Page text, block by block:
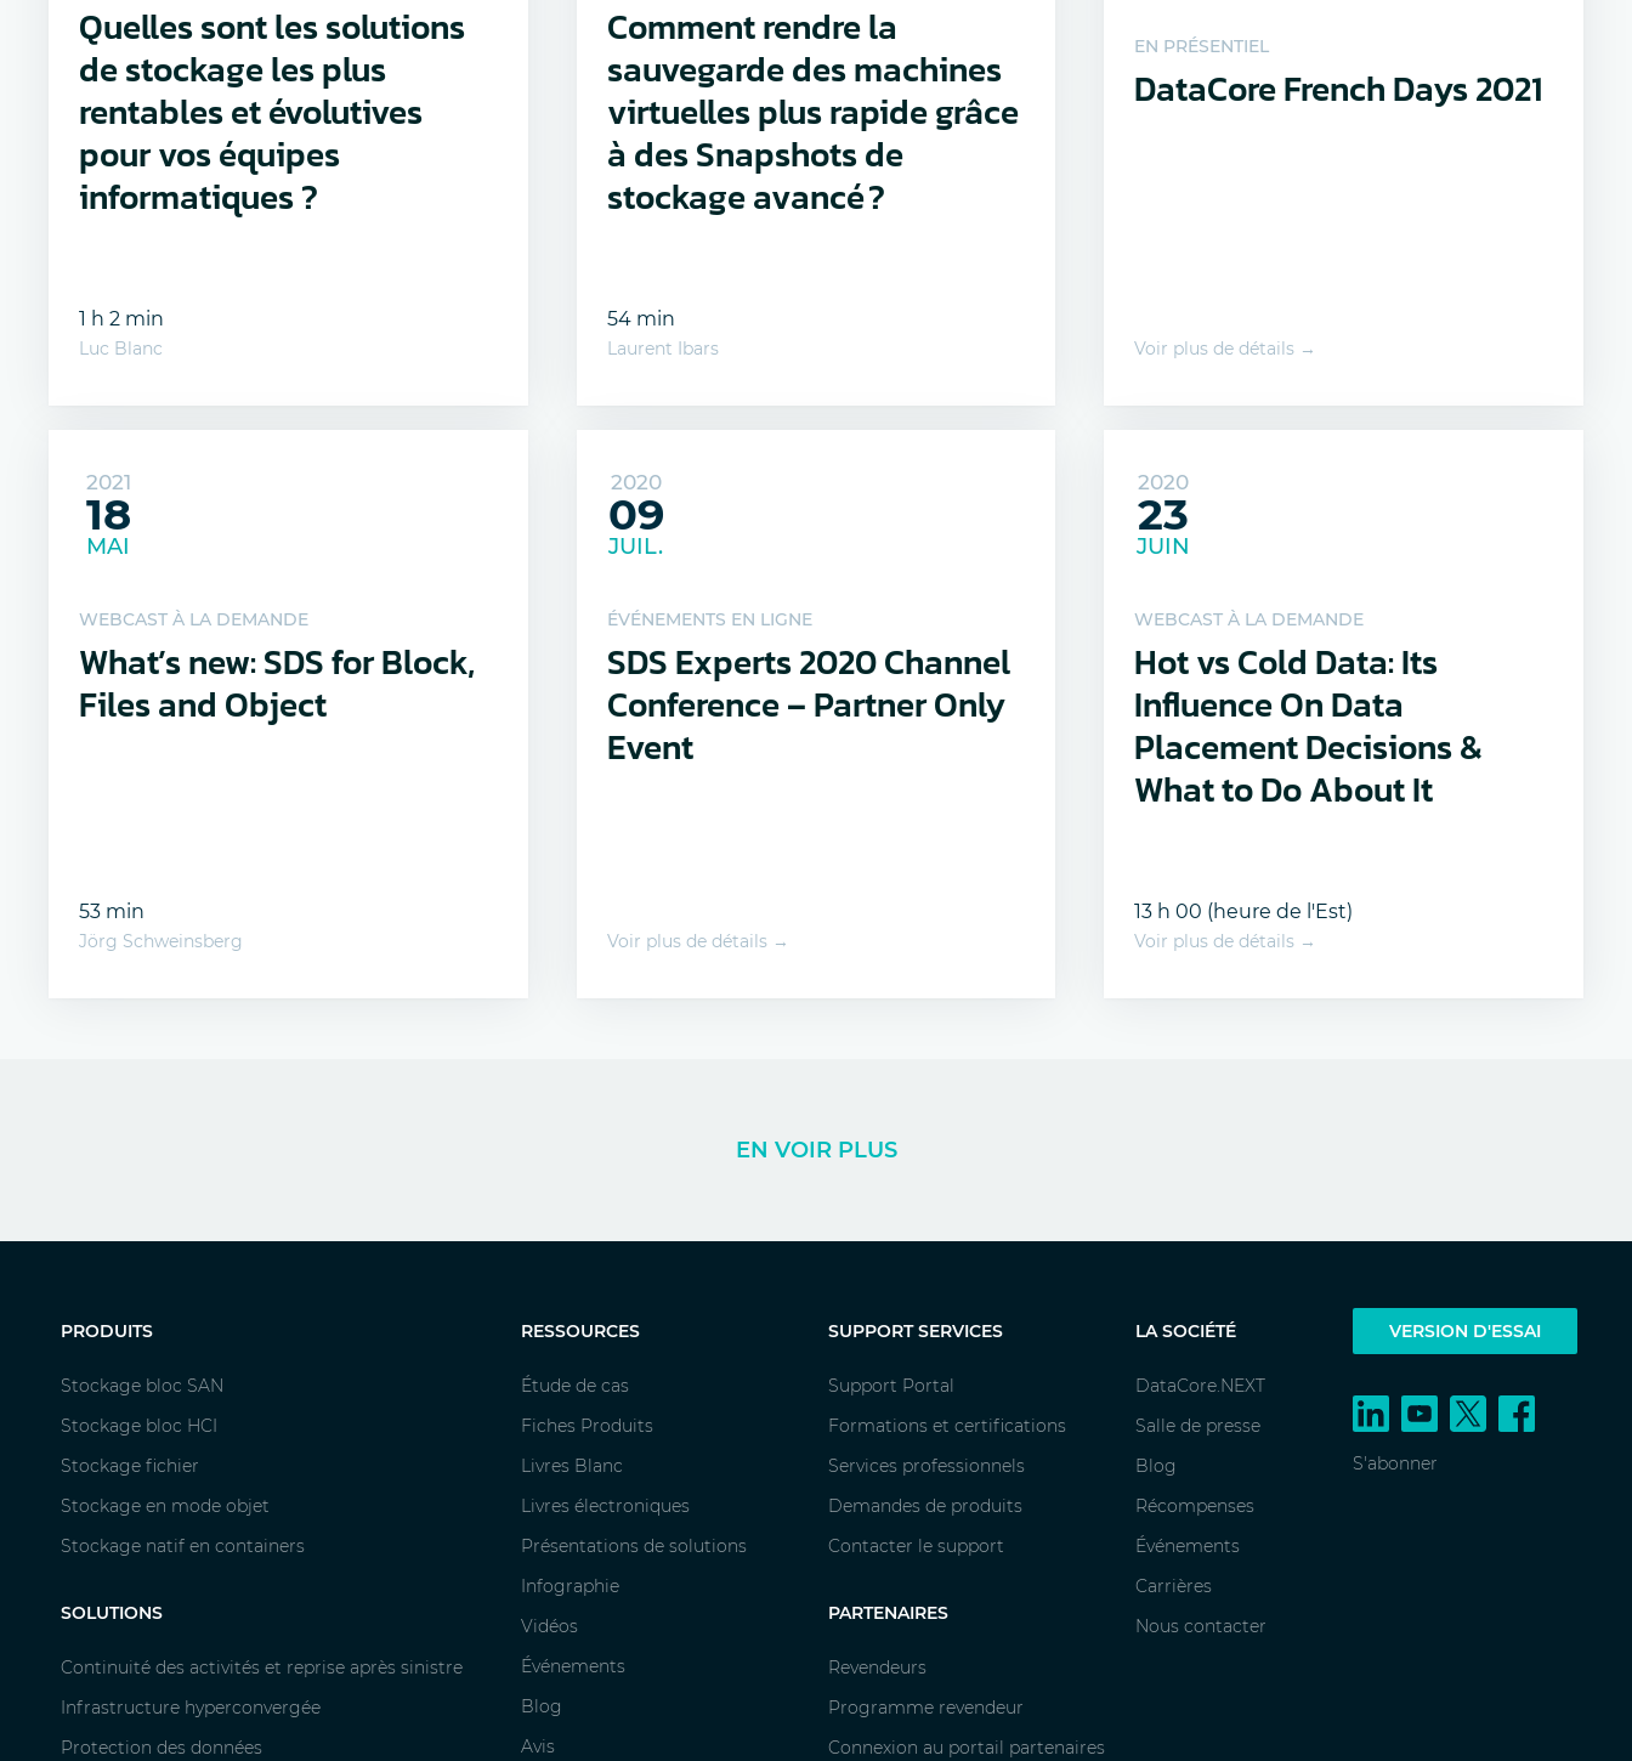
Quelles sont les solutions
de stockage les plus
rentables et évolutives
pour vos équipes
informatiques ?
1 h 2 min
Luc Blanc
Comment rendre la
sauvegarde des machines
virtuelles plus rapide grâce
à des Snapshots de
stockage avancé ?
54 min
Laurent Ibars
EN PRÉSENTIEL
DataCore French Days 2021
Voir plus de détails →
2021
18
MAI
WEBCAST À LA DEMANDE
What’s new: SDS for Block,
Files and Object
53 min
Jörg Schweinsberg
2020
09
JUIL.
ÉVÉNEMENTS EN LIGNE
SDS Experts 2020 Channel
Conference – Partner Only
Event
Voir plus de détails →
2020
23
JUIN
WEBCAST À LA DEMANDE
Hot vs Cold Data: Its
Influence On Data
Placement Decisions &
What to Do About It
13 h 00 (heure de l'Est)
Voir plus de détails →
EN VOIR PLUS
PRODUITS
Stockage bloc SAN
Stockage bloc HCI
Stockage fichier
Stockage en mode objet
Stockage natif en containers
SOLUTIONS
Continuité des activités et reprise après sinistre
Infrastructure hyperconvergée
Protection des données
RESSOURCES
Étude de cas
Fiches Produits
Livres Blanc
Livres électroniques
Présentations de solutions
Infographie
Vidéos
Événements
Blog
Avis
SUPPORT SERVICES
Support Portal
Formations et certifications
Services professionnels
Demandes de produits
Contacter le support
PARTENAIRES
Revendeurs
Programme revendeur
Connexion au portail partenaires
LA SOCIÉTÉ
DataCore.NEXT
Salle de presse
Blog
Récompenses
Événements
Carrières
Nous contacter
VERSION D'ESSAI
S'abonner